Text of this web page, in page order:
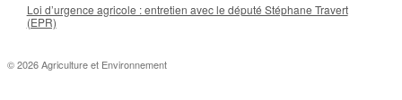
Loi d’urgence agricole : entretien avec le député Stéphane Travert
(EPR)
© 2026 Agriculture et Environnement